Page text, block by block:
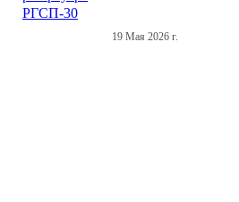
19 Мая 2026 г.